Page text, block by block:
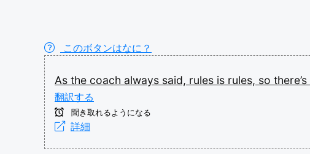
このボタンはなに？
As the coach always said, rules is rules, so there’s
翻訳する
聞き取れるようになる
詳細